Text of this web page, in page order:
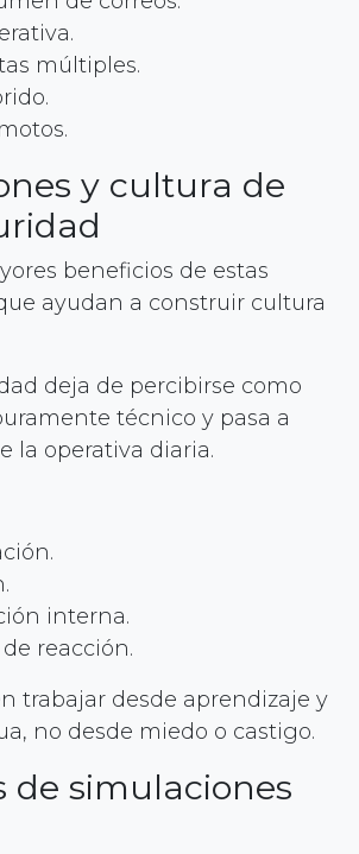
múltiples.
y cultura de
beneficios de estas
ayudan a construir cultura
deja de percibirse como
técnico y pasa a
la operativa diaria.
interna.
reacción.
trabajar desde aprendizaje y
no desde miedo o castigo.
de simulaciones